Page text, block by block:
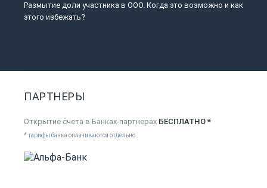
Размытие доли участника в ООО. Когда это возможно и как
этого избежать?
ПАРТНЕРЫ
Открытие счета в Банках-партнерах БЕСПЛАТНО *
* тарифы банка оплачиваются отдельно